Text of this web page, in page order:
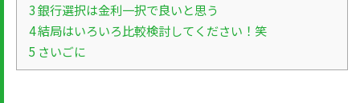
3銀行選択は金利一択で良いと思う
4結局はいろいろ比較検討してください！笑
5 さいごに